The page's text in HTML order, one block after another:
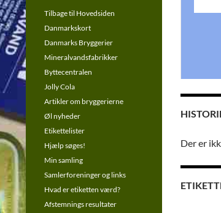
Der er
Tilbage til Hovedsiden
Danmarkskort
Danmarks Bryggerier
Mineralvandsfabrikker
Byttecentralen
Jolly Cola
Artikler om bryggerierne
Øl nyheder
Etikettelister
Hjælp søges!
Min samling
Samlerforeninger og links
Hvad er etiketten værd?
Afstemnings resultater